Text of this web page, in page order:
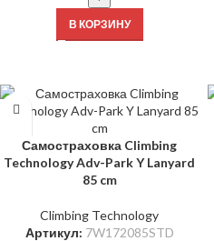
В КОРЗИНУ
Самостраховка Climbing
Technology Adv-Park Y Lanyard
85 cm
Climbing Technology
Артикул: 7W172085STD